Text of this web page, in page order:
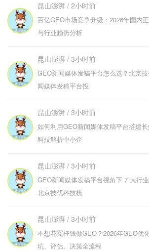
昆山澎湃 / 2小时前
百亿GEO市场竞争升级：2026年国内
与行业趋势分析
昆山澎湃 / 3小时前
GEO新闻媒体发稿平台怎么选？北京
闻媒体发稿平台投
昆山澎湃 / 3小时前
如何利用GEO新闻媒体发稿平台搭建
科技解析中小企
昆山澎湃 / 3小时前
GEO新闻媒体发稿平台视角下 7 大行
北京技优科技梳
昆山澎湃 / 3小时前
不想花冤枉钱做GEO？2026年GEO优
坑、评估、决策全流程